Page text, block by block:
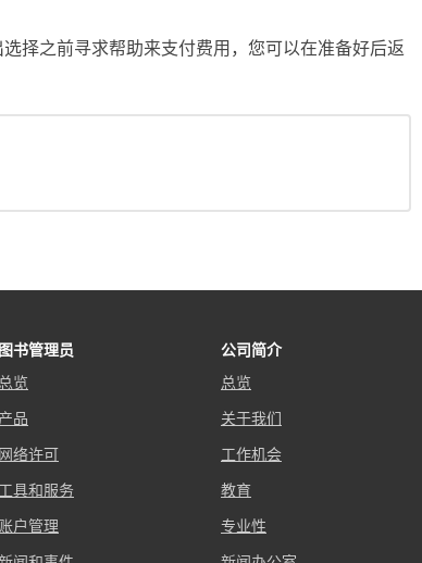
择之前寻求帮助来支付费用，您可以在准备好后返
图书管理员
览
产品
网络许可
具和服务
账户管理
公司简介
总览
关于我们
工作机会
教育
专业性